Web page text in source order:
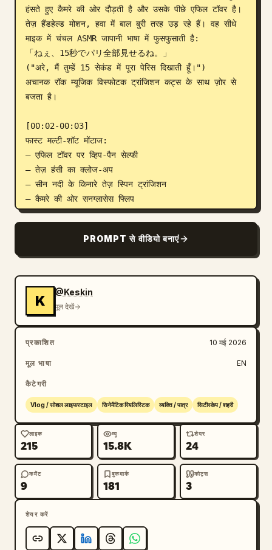
हंसते हुए कैमरे की ओर दौड़ती है और उसके पीछे एफिल टॉवर है।
तेज़ हैंडहेल्ड मोशन, हवा में बाल बुरी तरह उड़ रहे हैं। वह सीधे
माइक में चंचल ASMR जापानी भाषा में फुसफुसाती है:
「ねぇ、15秒でパリ全部見せるね。」
("अरे, मैं तुम्हें 15 सेकंड में पूरा पेरिस दिखाती हूँ।")
अचानक रॉक म्यूजिक विस्फोटक ट्रांजिशन कट्स के साथ ज़ोर से
बजता है।
[00:02-00:03]
फास्ट मल्टी-शॉट मोंटाज:
— एफिल टॉवर पर व्हिप-पैन सेल्फी
— तेज़ हंसी का क्लोज-अप
— सीन नदी के किनारे तेज़ स्पिन ट्रांजिशन
— कैमरे की ओर सनग्लासेस फ्लिप
भारी रॉक बीट कट्स के साथ पूरी तरह सिंक होती है।
[00:03-00:05]
लूवर पिरामिड सीक्वेंस। हाइपर-डायनामिक मूविंग कैमरा उसके चारों
ओर दौड़ती है। इनके बीच तेज़ कट्स:
— मुस्कुराते हुए पीछे देखना
— क्लोज-अप मुस्कान
— पर्यटकों का तेज़ी से गुजरना
— लो-एंगल फैशन शॉट
— तेज़ हैंडहेल्ड व्लॉग मूवमेंट
[00:05-00:06]
उसके पीछे भीड़ मोशन ब्लर टाइमलैप्स में धुंधली हो जाती है। वह
जापानी में ज़ोर से हंसती है:
「ヤバい、映画みたい！！」
("यह पागलपन है, बिल्कुल किसी फिल्म जैसा लग रहा है!!")
आर्क डी ट्रायम्फ रैपिड मोंटाज:
— स्मारक के नीचे से वाइड सिनेमैटिक शॉट
PROMPT से वीडियो बनाएं
K
@Keskin
मूल देखें
प्रकाशित 10 मई 2026
मूल भाषा EN
कैटेगरी
Vlog / सोशल लाइफस्टाइल सिनेमैटिक रियलिस्टिक व्यक्ति / पात्र सिटीस्केप / शहरी
लाइक
215
व्यू
15.8K
शेयर
24
कमेंट
9
बुकमार्क
181
कोट्स
3
शेयर करें